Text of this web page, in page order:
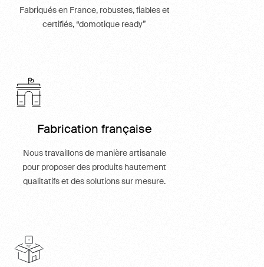
Fabriqués en France, robustes, fiables et
certifiés, “domotique ready”
Fabrication française
Nous travaillons de manière artisanale
pour proposer des produits hautement
qualitatifs et des solutions sur mesure.